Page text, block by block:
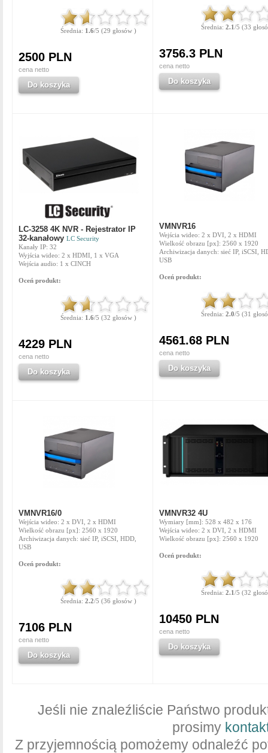
Średnia: 1.6/5 (29 głosów )
2500 PLN
cena netto
Do koszyka
Średnia: 2.1/5 (33
3756.3 PLN
cena netto
Do koszyka
LC-3258 4K NVR - Rejestrator IP
32-kanałowy LC Security
Kanały IP: 32
Wyjścia wideo: 2 x HDMI, 1 x VGA
Wejścia audio: 1 x CINCH
Oceń produkt:
Średnia: 1.6/5 (32 głosów )
4229 PLN
cena netto
Do koszyka
VMNVR16
Wejścia wideo: 2 x DVI, 2 x HDMI
Wielkość obrazu [px]: 2560 x 1920
Archiwizacja danych: sieć IP, iSCSI,
USB
Oceń produkt:
Średnia: 2.0/5 (31
4561.68 PLN
cena netto
Do koszyka
VMNVR16/0
Wejścia wideo: 2 x DVI, 2 x HDMI
Wielkość obrazu [px]: 2560 x 1920
Archiwizacja danych: sieć IP, iSCSI, HDD,
USB
Oceń produkt:
Średnia: 2.2/5 (36 głosów )
7106 PLN
cena netto
Do koszyka
VMNVR32 4U
Wymiary [mm]: 528 x 482 x 176
Wejścia wideo: 2 x DVI, 2 x HDMI
Wielkość obrazu [px]: 2560 x 1920
Oceń produkt:
Średnia: 2.1/5 (32
10450 PLN
cena netto
Do koszyka
Jeśli nie znaleźliście Państwo
prosimy
Z przyjemnością pomożemy odnaleźć